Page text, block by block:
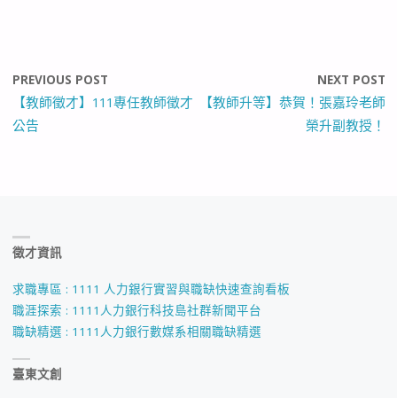
PREVIOUS POST
【教師徵才】111專任教師徵才
公告
NEXT POST
【教師升等】恭賀！張嘉玲老師
榮升副教授！
徵才資訊
求職專區 : 1111 人力銀行實習與職缺快速查詢看板
職涯探索 : 1111人力銀行科技島社群新聞平台
職缺精選 : 1111人力銀行數媒系相關職缺精選
臺東文創